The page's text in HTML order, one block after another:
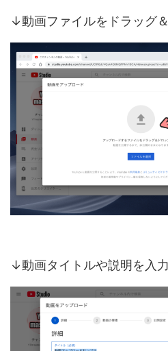
↓動画ファイルをドラッグ
↓動画タイトルや説明を入力